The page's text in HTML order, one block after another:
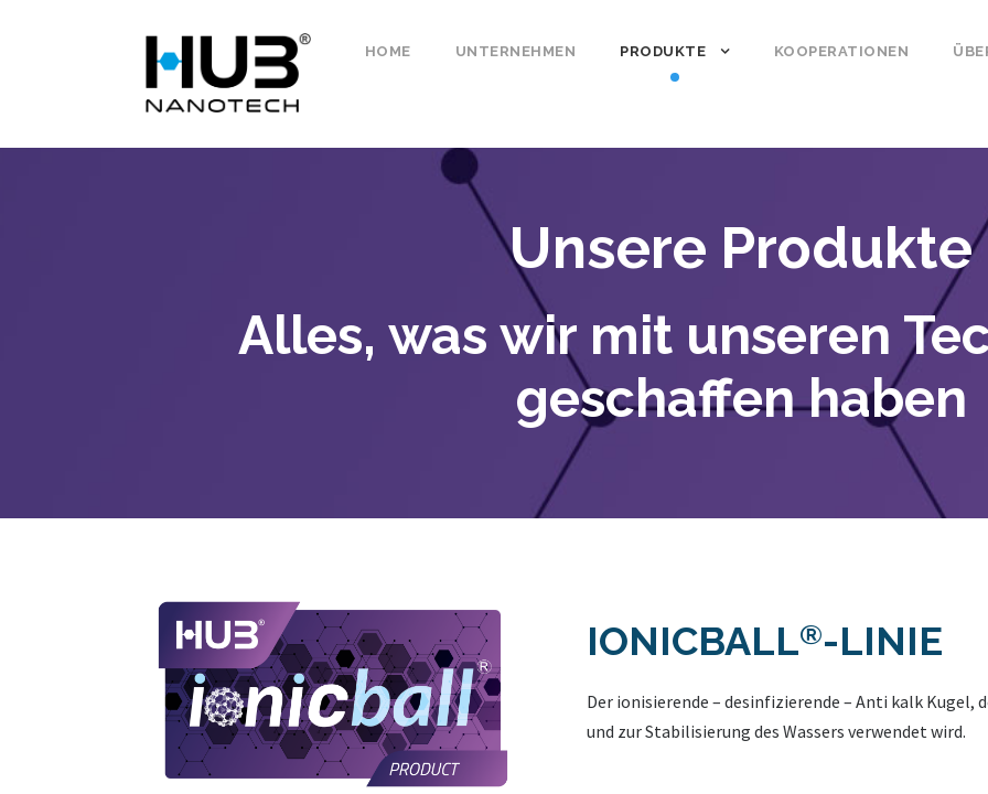
HOME UNTERNEHMEN PRODUKTE KOOPERATIONEN
Unsere Produkte
Alles, was wir mit unseren
geschaffen haben
IONICBALL®-LINIE
Der ionisierende – desinfizierende – Anti kalk Kugel,
und zur Stabilisierung des Wassers verwendet wird.